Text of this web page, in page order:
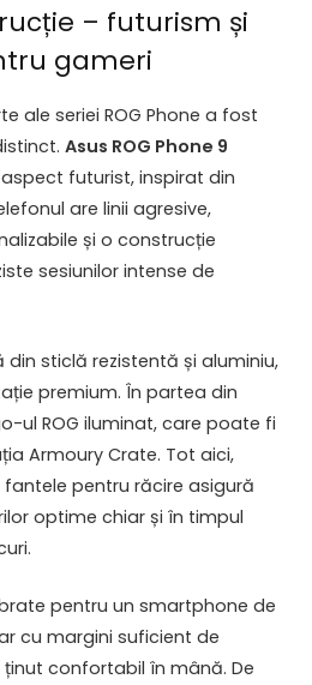
– futurism și
gameri
ale seriei ROG Phone a fost
Asus ROG Phone 9
futurist, inspirat din
are linii agresive,
și o construcție
sesiunilor intense de
sticlă rezistentă și aluminiu,
premium. În partea din
ul ROG iluminat, care poate fi
Armoury Crate. Tot aici,
pentru răcire asigură
optime chiar și în timpul
pentru un smartphone de
cu margini suficient de
confortabil în mână. De